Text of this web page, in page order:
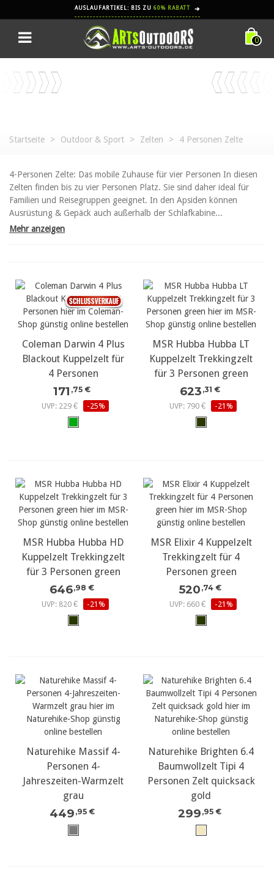
AUSLAUFARTIKEL: BIS ZU 60% RABATT ➔
0
Startseite > Outdoor & Sport > Zelten > 4 Personen Zelte
4-Personen Zelte: Das mobile Zuhause für vier Personen In diesen
Zelten finden bis zu vier Personen Platz. Sie sind daher ideal für
Familien und Reisegruppen geeignet. In den Apsiden können
Ausrüstung & Gepäck auch außerhalb der Schlafkabine...
Mehr anzeigen
Coleman Darwin 4 Plus
Blackout Kuppelzelt für
4 Personen
171 ,75 €
UVP: 229 €
-25%
MSR Hubba Hubba LT
Kuppelzelt Trekkingzelt
für 3 Personen green
623 ,31 €
UVP: 790 €
-21%
MSR Hubba Hubba HD
Kuppelzelt Trekkingzelt
für 3 Personen green
646,98 €
UVP: 820 €
-21%
MSR Elixir 4 Kuppelzelt
Trekkingzelt für 4
Personen green
520 ,74 €
UVP: 660 €
-21%
Naturehike Massif 4-
Personen 4-
Jahreszeiten-Warmzelt
grau
449 ,95 €
Naturehike Brighten 6.4
Baumwollzelt Tipi 4
Personen Zelt quicksack
gold
299 ,95 €